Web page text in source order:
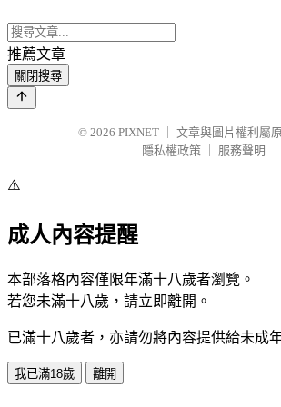
推薦文章
關閉搜尋
© 2026 PIXNET
文章與圖片權利屬
隱私權政策
服務聲明
⚠️
成人內容提醒
本部落格內容僅限年滿十八歲者瀏覽。
若您未滿十八歲，請立即離開。
已滿十八歲者，亦請勿將內容提供給未成
我已滿18歲 離開